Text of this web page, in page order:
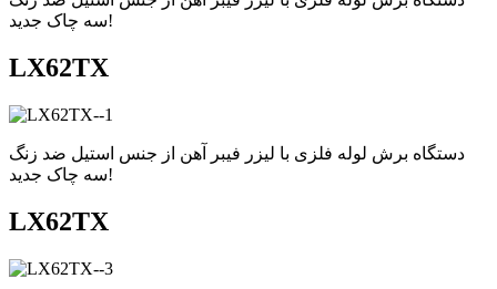
سه چاک جدید!
LX62TX
دستگاه برش لوله فلزی با لیزر فیبر آهن از جنس استیل ضد زنگ
سه چاک جدید!
LX62TX